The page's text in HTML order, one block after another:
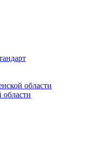
области